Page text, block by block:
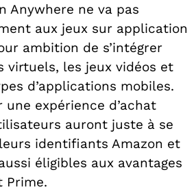
Anywhere ne va pas
aux jeux sur application
ambition de s’intégrer
virtuels, les jeux vidéos et
d’applications mobiles.
expérience d’achat
auront juste à se
identifiants Amazon et
éligibles aux avantages
Prime.